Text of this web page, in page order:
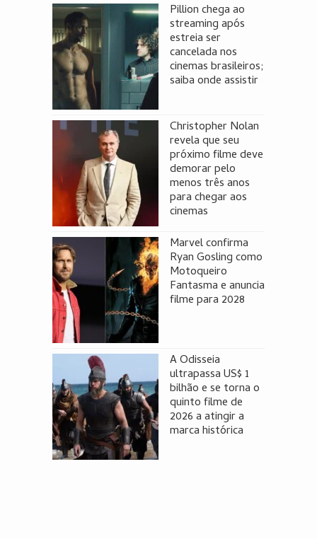
Pillion chega ao
streaming após
estreia ser
cancelada nos
cinemas brasileiros;
saiba onde assistir
Christopher Nolan
revela que seu
próximo filme deve
demorar pelo
menos três anos
para chegar aos
cinemas
Marvel confirma
Ryan Gosling como
Motoqueiro
Fantasma e anuncia
filme para 2028
A Odisseia
ultrapassa US$ 1
bilhão e se torna o
quinto filme de
2026 a atingir a
marca histórica